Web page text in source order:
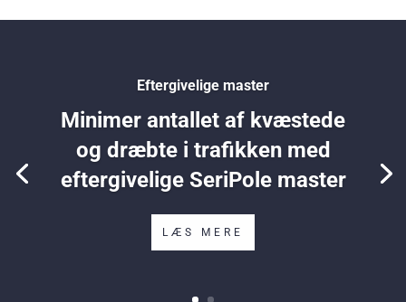
Eftergivelige master
Minimer antallet af kvæstede
og dræbte i trafikken med
eftergivelige SeriPole master
LÆS MERE